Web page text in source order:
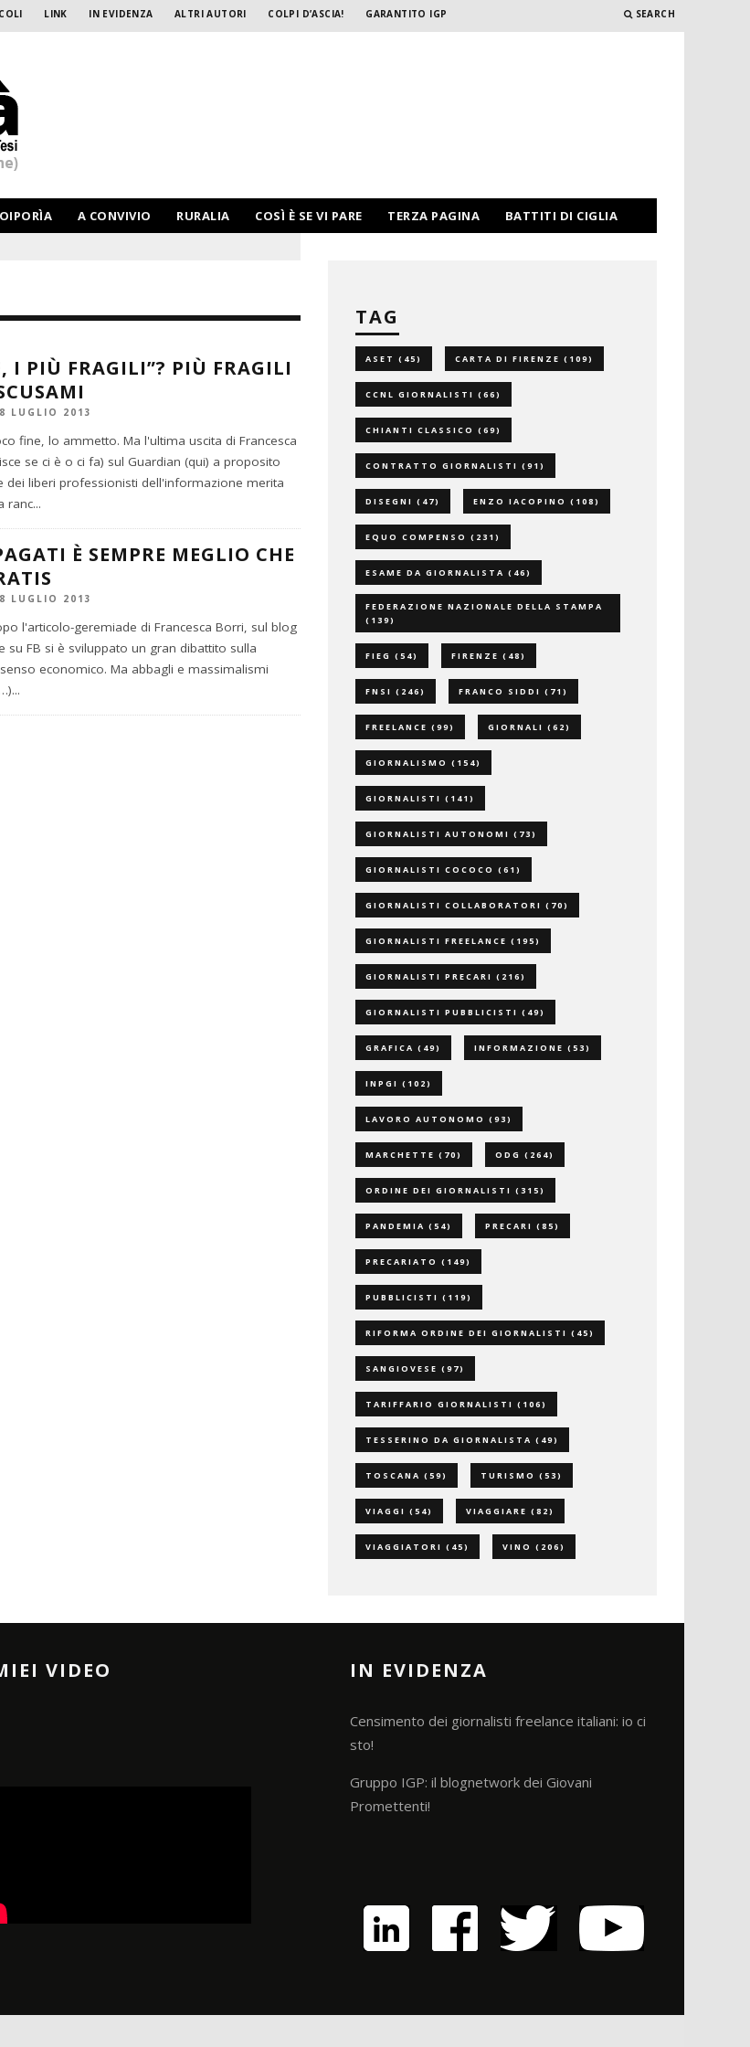
LINK IN EVIDENZA ALTRI AUTORI COLPI D’ASCIA! GARANTITO IGP SEARCH
A CONVIVIO RURALIA COSÌ È SE VI PARE TERZA PAGINA BATTITI DI CIGLIA
I PIÙ FRAGILI”? PIÙ FRAGILI
LUGLIO 2013
fine, lo ammetto. Ma l'ultima uscita di Francesca
se ci è o ci fa) sul Guardian (qui) a proposito
dei liberi professionisti dell'informazione merita
ranc...
È SEMPRE MEGLIO CHE
LUGLIO 2013
l'articolo-geremiade di Francesca Borri, sul blog
su FB si è sviluppato un gran dibattito sulla
economico. Ma abbagli e massimalismi
...
TAG
ASET (45) CARTA DI FIRENZE (109)
CCNL GIORNALISTI (66)
CHIANTI CLASSICO (69)
CONTRATTO GIORNALISTI (91)
DISEGNI (47) ENZO IACOPINO (108)
EQUO COMPENSO (231)
ESAME DA GIORNALISTA (46)
FEDERAZIONE NAZIONALE DELLA STAMPA
(139)
FIEG (54) FIRENZE (48)
FNSI (246) FRANCO SIDDI (71)
FREELANCE (99) GIORNALI (62)
GIORNALISMO (154)
GIORNALISTI (141)
GIORNALISTI AUTONOMI (73)
GIORNALISTI COCOCO (61)
GIORNALISTI COLLABORATORI (70)
GIORNALISTI FREELANCE (195)
GIORNALISTI PRECARI (216)
GIORNALISTI PUBBLICISTI (49)
GRAFICA (49) INFORMAZIONE (53)
INPGI (102)
LAVORO AUTONOMO (93)
MARCHETTE (70) ODG (264)
ORDINE DEI GIORNALISTI (315)
PANDEMIA (54) PRECARI (85)
PRECARIATO (149)
PUBBLICISTI (119)
RIFORMA ORDINE DEI GIORNALISTI (45)
SANGIOVESE (97)
TARIFFARIO GIORNALISTI (106)
TESSERINO DA GIORNALISTA (49)
TOSCANA (59) TURISMO (53)
VIAGGI (54) VIAGGIARE (82)
VIAGGIATORI (45) VINO (206)
VIDEO IN EVIDENZA
Censimento dei giornalisti freelance italiani: io ci
sto!
Gruppo IGP: il blognetwork dei Giovani
Promettenti!